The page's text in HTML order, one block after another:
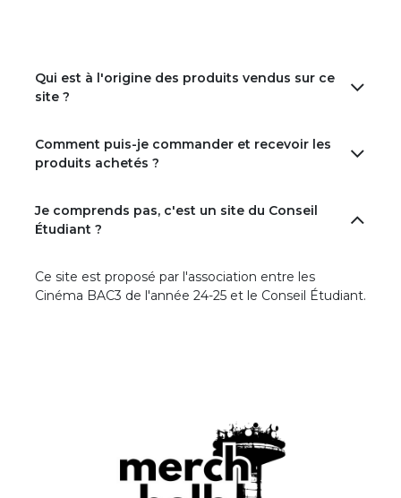
Qui est à l'origine des produits vendus sur ce
site ?
Comment puis-je commander et recevoir les
produits achetés ?
Je comprends pas, c'est un site du Conseil
Étudiant ?
Ce site est proposé par l'association entre les
Cinéma BAC3 de l'année 24-25 et le Conseil Étudiant.